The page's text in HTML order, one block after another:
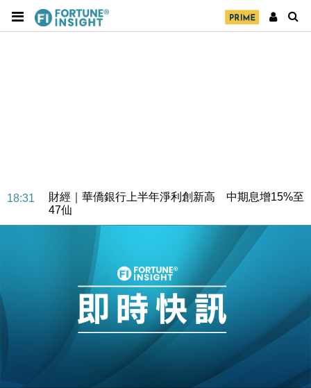
18:31
財經｜華僑銀行上半年淨利創新高 中期息增15%至
47仙
財經｜滙豐上調香港今年GDP預測至4.5% 看好貿易
及消費表現
本地｜假冒內地執法人員要求交「保證金」 43歲女子
損失近6900萬元
財經｜日經失守6.5萬點後回穩 全周仍升近2%
15:47
財經｜恒隆10月換帥 玩具「反」斗城亞洲CEO蔡德
財經｜韓股反覆波動收跌 連挫7周創逾3年最長跌勢